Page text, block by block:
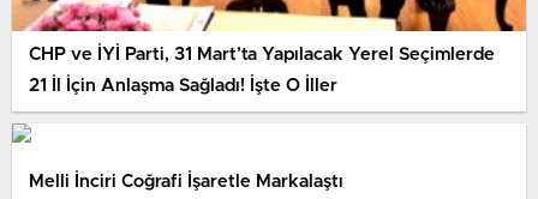
CHP ve İYİ Parti, 31 Mart’ta Yapılacak Yerel Seçimlerde
21 İl İçin Anlaşma Sağladı! İşte O İller
Melli İnciri Coğrafi İşaretle Markalaştı